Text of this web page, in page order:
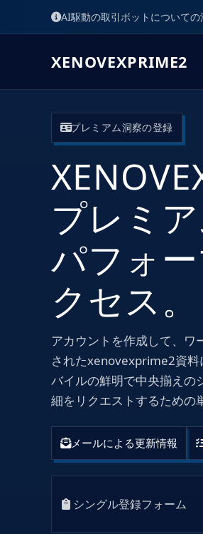
AI駆動の取引ボットについて
XENOVEXPRIME2
プレミアム洞察の登録
プレミ
パフォ
クセス。
アカウントを作成して、ワ
されたxenovexprime2資料
バイルの鮮明で中央揃えの
細をリクエストするための
メールによる更新情報
シングル登録フォーム